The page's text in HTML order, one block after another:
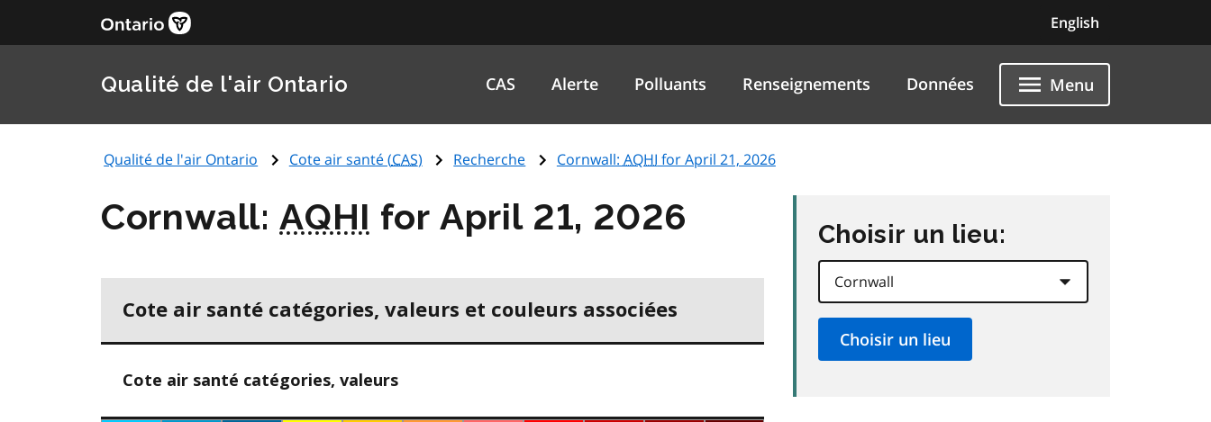
English
Qualité de l'air Ontario CAS Alerte Polluants Renseignements Données Menu
Qualité de l'air Ontario Cote air santé (CAS) Recherche Cornwall: AQHI for April 21, 2026
Cornwall:AQHI for April 21, 2026
Cote air santé catégories, valeurs et couleurs associées
Cote air santé catégories, valeurs
Choisir un lieu: